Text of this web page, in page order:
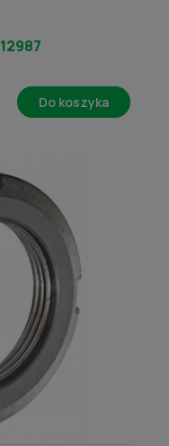
12987
Do koszyka